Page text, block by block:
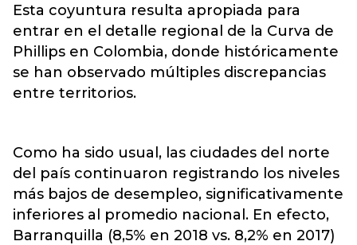
Esta coyuntura resulta apropiada para
entrar en el detalle regional de la Curva de
Phillips en Colombia, donde históricamente
se han observado múltiples discrepancias
entre territorios.
Como ha sido usual, las ciudades del norte
del país continuaron registrando los niveles
más bajos de desempleo, significativamente
inferiores al promedio nacional. En efecto,
Barranquilla (8,5% en 2018 vs. 8,2% en 2017)